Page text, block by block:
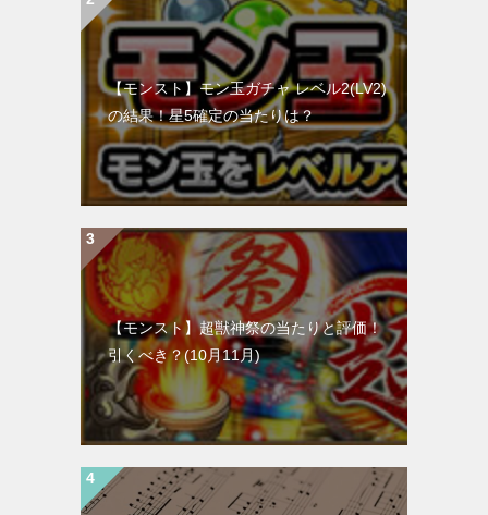
【モンスト】モン玉ガチャ レベル2(LV2)
の結果！星5確定の当たりは？
【モンスト】超獣神祭の当たりと評価！
引くべき？(10月11月)